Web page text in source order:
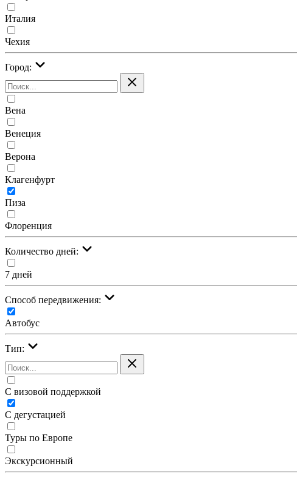
Италия
Чехия
Город:
Вена
Венеция
Верона
Клагенфурт
Пиза
Флоренция
Количество дней:
7 дней
Cпособ передвижения:
Автобус
Тип:
С визовой поддержкой
С дегустацией
Туры по Европе
Экскурсионный